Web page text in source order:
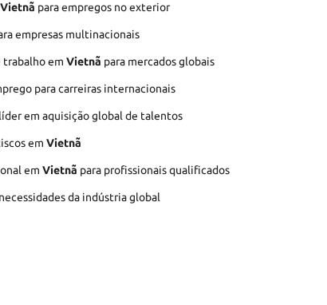
Vietnã para empregos no exterior
empresas multinacionais
trabalho em Vietnã para mercados globais
para carreiras internacionais
em aquisição global de talentos
em Vietnã
em Vietnã para profissionais qualificados
da indústria global